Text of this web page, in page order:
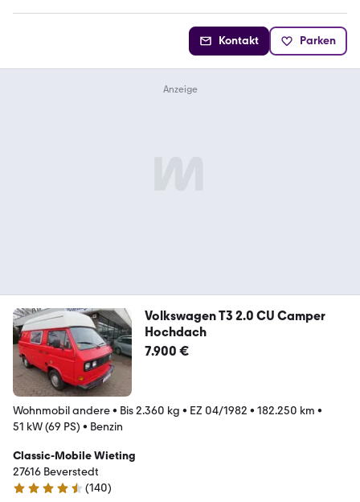
Kontakt Parken
Volkswagen T3 2.0 CU Camper
Hochdach
7.900 €
Wohnmobil andere• Bis 2.360 kg • EZ 04/1982 • 182.250 km •
51 kW (69 PS) • Benzin
Classic-Mobile Wieting
27616 Beverstedt
4.7 Sterne
(140)